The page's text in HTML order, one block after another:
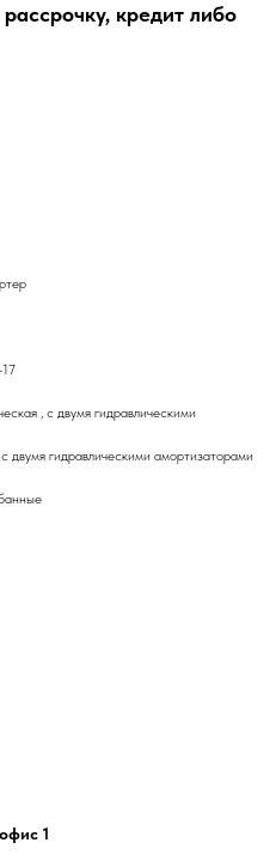
кредит либо
, с двумя гидравлическими
двумя гидравлическими амортизаторами
1